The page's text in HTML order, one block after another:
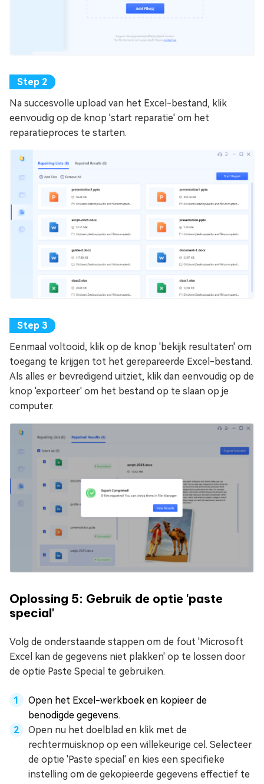
Na succesvolle upload van het Excel-bestand, klik
eenvoudig op de knop 'start reparatie' om het
reparatieproces te starten.
Eenmaal voltooid, klik op de knop 'bekijk resultaten' om
toegang te krijgen tot het gerepareerde Excel-bestand.
Als alles er bevredigend uitziet, klik dan eenvoudig op de
knop 'exporteer' om het bestand op te slaan op je
computer.
Oplossing 5: Gebruik de optie 'paste
special'
Volg de onderstaande stappen om de fout 'Microsoft
Excel kan de gegevens niet plakken' op te lossen door
de optie Paste Special te gebruiken.
Open het Excel-werkboek en kopieer de
benodigde gegevens.
Open nu het doelblad en klik met de
rechtermuisknop op een willekeurige cel. Selecteer
de optie 'Paste special' en kies een specifieke
instelling om de gekopieerde gegevens effectief te